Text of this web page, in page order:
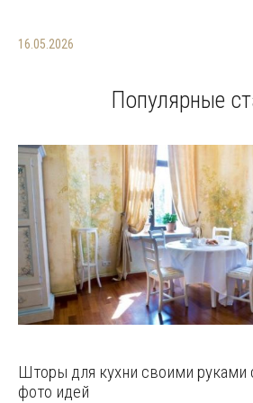
16.05.2026
Популярные
Шторы для кухни своими
фото идей